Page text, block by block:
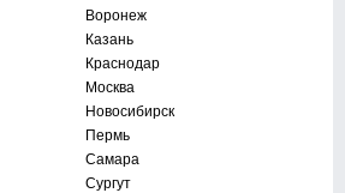
Воронеж
Казань
Краснодар
Москва
Новосибирск
Пермь
Самара
Сургут